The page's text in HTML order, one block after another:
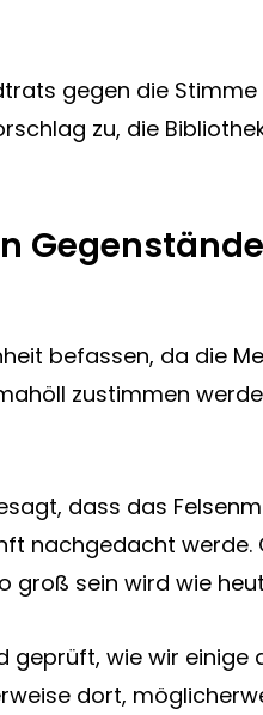
gegen die Stimme
zu, die
befassen, da die
zustimmen
dass das
nachgedacht werde.
groß sein wird wie
geprüft, wie wir einige
dort,